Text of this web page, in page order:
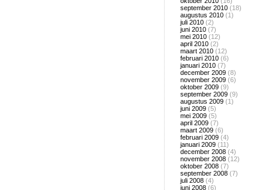
september 2010 (18)
augustus 2010 (1)
juli 2010 (2)
juni 2010 (7)
mei 2010 (12)
april 2010 (2)
maart 2010 (12)
februari 2010 (6)
januari 2010 (7)
december 2009 (8)
november 2009 (6)
oktober 2009 (9)
september 2009 (9)
augustus 2009 (1)
juni 2009 (5)
mei 2009 (5)
april 2009 (7)
maart 2009 (6)
februari 2009 (4)
januari 2009 (11)
december 2008 (4)
november 2008 (12)
oktober 2008 (7)
september 2008 (7)
juli 2008 (4)
juni 2008 (6)